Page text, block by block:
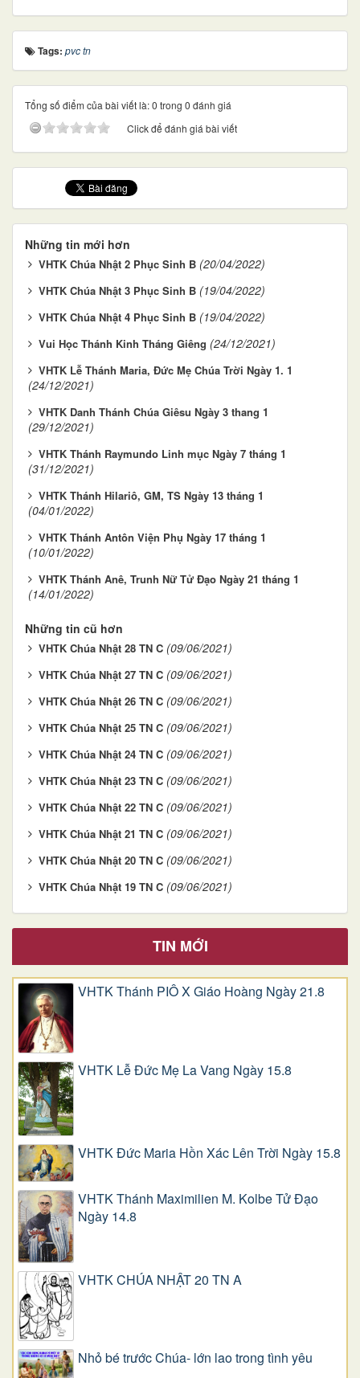
Tags: pvc tn
Tổng số điểm của bài viết là: 0 trong 0 đánh giá
Click để đánh giá bài viết
Những tin mới hơn
VHTK Chúa Nhật 2 Phục Sinh B (20/04/2022)
VHTK Chúa Nhật 3 Phục Sinh B (19/04/2022)
VHTK Chúa Nhật 4 Phục Sinh B (19/04/2022)
Vui Học Thánh Kinh Tháng Giêng (24/12/2021)
VHTK Lễ Thánh Maria, Đức Mẹ Chúa Trời Ngày 1. 1
(24/12/2021)
VHTK Danh Thánh Chúa Giêsu Ngày 3 thang 1
(29/12/2021)
VHTK Thánh Raymundo Linh mục Ngày 7 tháng 1
(31/12/2021)
VHTK Thánh Hilariô, GM, TS Ngày 13 tháng 1
(04/01/2022)
VHTK Thánh Antôn Viện Phụ Ngày 17 tháng 1
(10/01/2022)
VHTK Thánh Anê, Trunh Nữ Tử Đạo Ngày 21 tháng 1
(14/01/2022)
Những tin cũ hơn
VHTK Chúa Nhật 28 TN C (09/06/2021)
VHTK Chúa Nhật 27 TN C (09/06/2021)
VHTK Chúa Nhật 26 TN C (09/06/2021)
VHTK Chúa Nhật 25 TN C (09/06/2021)
VHTK Chúa Nhật 24 TN C (09/06/2021)
VHTK Chúa Nhật 23 TN C (09/06/2021)
VHTK Chúa Nhật 22 TN C (09/06/2021)
VHTK Chúa Nhật 21 TN C (09/06/2021)
VHTK Chúa Nhật 20 TN C (09/06/2021)
VHTK Chúa Nhật 19 TN C (09/06/2021)
TIN MỚI
VHTK Thánh PIÔ X Giáo Hoàng Ngày 21.8
VHTK Lễ Đức Mẹ La Vang Ngày 15.8
VHTK Đức Maria Hồn Xác Lên Trời Ngày 15.8
VHTK Thánh Maximilien M. Kolbe Tử Đạo
Ngày 14.8
VHTK CHÚA NHẬT 20 TN A
Nhỏ bé trước Chúa- lớn lao trong tình yêu